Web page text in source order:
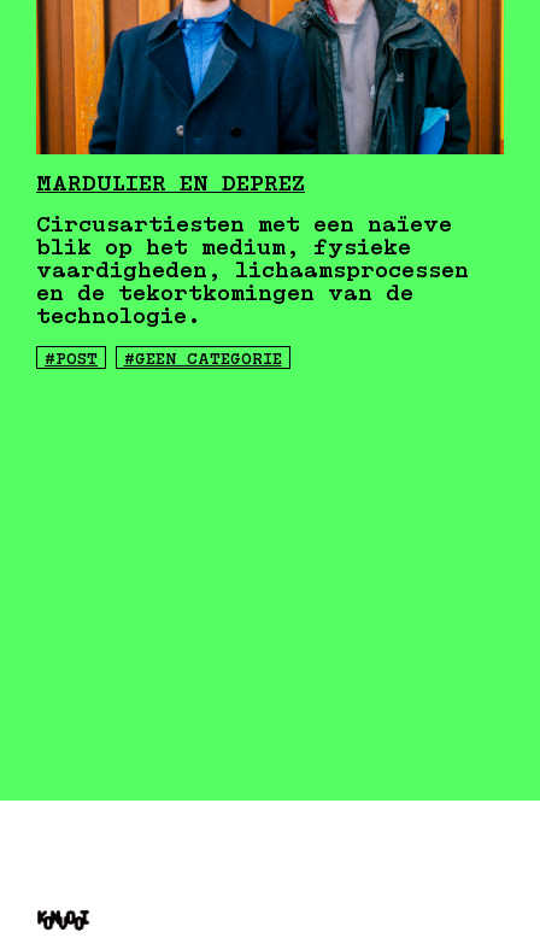
MARDULIER EN DEPREZ
Circusartiesten met een naïeve
blik op het medium, fysieke
vaardigheden, lichaamsprocessen
en de tekortkomingen van de
technologie.
#POST #GEEN CATEGORIE